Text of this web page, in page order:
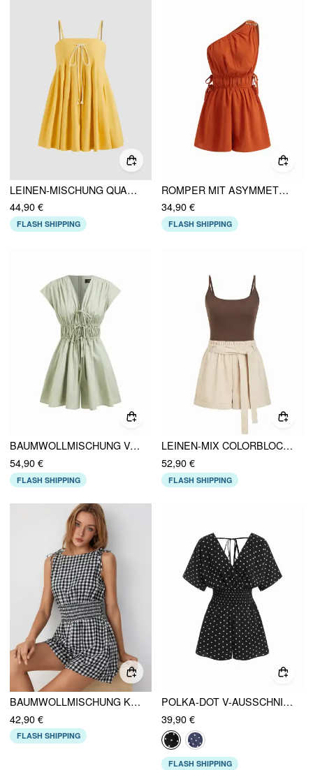
LEINEN-MISCHUNG QUADRATISCHER HALSZUG MIT STRICKFALTEN ROMPER
44,90 €
FLASH SHIPPING
ROMPER MIT ASYMMETRISCHER AUSSCHNITT, METALLAKZENTEN, ZUGBÄNDERN UND KNOTEN
34,90 €
FLASH SHIPPING
BAUMWOLLMISCHUNG V-AUSSCHNITT SHIRRED TAILLEN MITTELHÖHE STRAMPLER
54,90 €
FLASH SHIPPING
LEINEN-MIX COLORBLOCK U-BOOT-AUSSCHNITT MID RISE GÜRTEL STRAMPLER
52,90 €
FLASH SHIPPING
BAUMWOLLMISCHUNG KARO BOOTSAUSSCHNITT BINDESCHULTER GEKRÄUSELT MID RISE STRAMPLER
42,90 €
FLASH SHIPPING
POLKA-DOT V-AUSSCHNITT WICKELBODY MIT KAPUZENÄRMEL, GERAFFTEM MID-RISE BUND, OVERSIZED-LATZHOSE
39,90 €
FLASH SHIPPING